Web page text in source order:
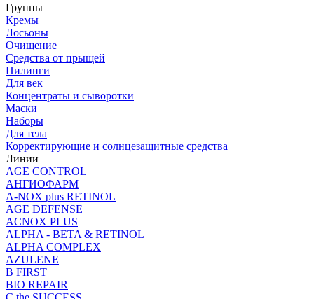
Группы
Кремы
Лосьоны
Очищение
Средства от прыщей
Пилинги
Для век
Концентраты и сыворотки
Маски
Наборы
Для тела
Корректирующие и солнцезащитные средства
Линии
AGE CONTROL
АНГИОФАРМ
A-NOX plus RETINOL
AGE DEFENSE
ACNOX PLUS
ALPHA - BETA & RETINOL
ALPHA COMPLEX
AZULENE
B FIRST
BIO REPAIR